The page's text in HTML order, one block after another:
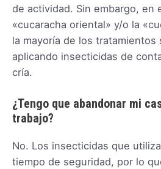
de actividad. Sin embargo, en
«cucaracha oriental» y/o la
la mayoría de los tratamientos
aplicando insecticidas de
cría.
¿Tengo que abandonar mi
trabajo?
No. Los insecticidas que
tiempo de seguridad, por lo